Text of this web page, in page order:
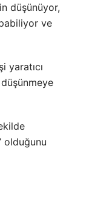
düşünüyor,
ve
yaratıcı
olduğunu